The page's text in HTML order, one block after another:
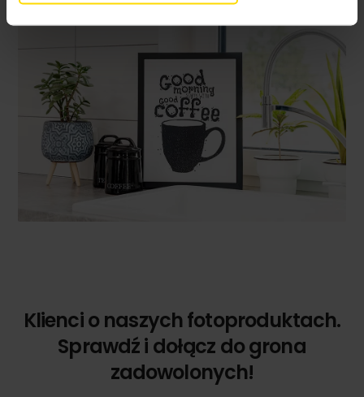
Klienci o naszych fotoproduktach.
Sprawdź i dołącz do grona
zadowolonych!